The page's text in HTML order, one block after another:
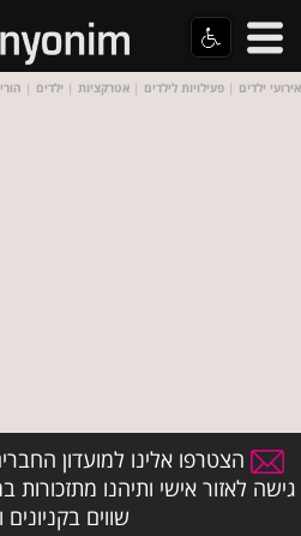
אירועי ילדים | פעילויות לילדים | אטרקציות | ילדים |
הצטרפו אלינו למועדון
גישה לאזור אישי ותיהנו מתזכורות
שווים בקניונים